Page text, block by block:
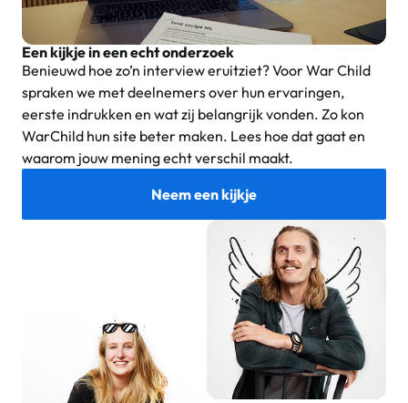
Een kijkje in een echt onderzoek
Benieuwd hoe zo’n interview eruitziet? Voor War Child
spraken we met deelnemers over hun ervaringen,
eerste indrukken en wat zij belangrijk vonden. Zo kon
WarChild hun site beter maken. Lees hoe dat gaat en
waarom jouw mening echt verschil maakt.
Neem een kijkje